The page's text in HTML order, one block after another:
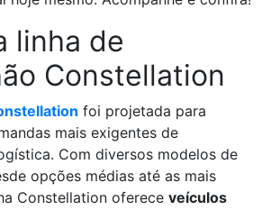
linha de
Constellation
foi projetada para
mais exigentes de
Com diversos modelos de
opções médias até as mais
Constellation oferece veículos